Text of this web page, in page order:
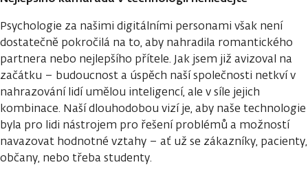
Psychologie za našimi digitálními personami však není
dostatečně pokročilá na to, aby nahradila romantického
partnera nebo nejlepšího přítele. Jak jsem již avizoval na
začátku – budoucnost a úspěch naší společnosti netkví v
nahrazování lidí umělou inteligencí, ale v síle jejich
kombinace. Naší dlouhodobou vizí je, aby naše technologie
byla pro lidi nástrojem pro řešení problémů a možností
navazovat hodnotné vztahy – ať už se zákazníky, pacienty,
občany, nebo třeba studenty.